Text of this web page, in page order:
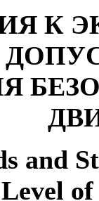
К
and
Level